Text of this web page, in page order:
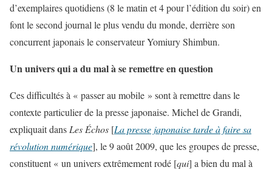
d’exemplaires quotidiens (8 le matin et 4 pour l’édition du soir) en
font le second journal le plus vendu du monde, derrière son
concurrent japonais le conservateur Yomiury Shimbun.
Un univers qui a du mal à se remettre en question
Ces difficultés à « passer au mobile » sont à remettre dans le
contexte particulier de la presse japonaise. Michel de Grandi,
expliquait dans Les Échos [La presse japonaise tarde à faire sa
révolution numérique], le 9 août 2009, que les groupes de presse,
constituent « un univers extrêmement rodé [qui] a bien du mal à